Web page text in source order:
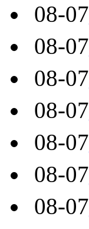
08-07
08-07
08-07
08-07
08-07
08-07
08-07